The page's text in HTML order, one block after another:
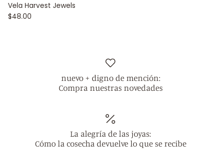
Vela Harvest Jewels
$48.00
nuevo + digno de mención:
Compra nuestras novedades
La alegría de las joyas:
Cómo la cosecha devuelve lo que se recibe